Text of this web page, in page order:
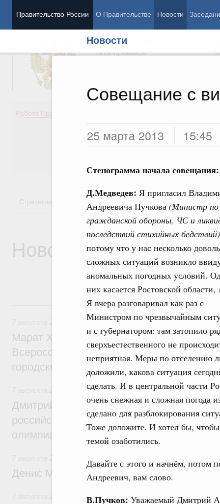
Правительство России О Правительстве Новости
Новости
Совещание с
25 марта 2013 15:45
Стенограмма начала совещания:
Д.Медведев: Я пригласил
Андреевича Пучкова (Министр по
гражданской обороны, ЧС и
последствий стихийных бедствий)
потому что у нас несколько
сложных ситуаций возникло
аномальных погодных условий.
них касается Ростовской области,
Я вчера разговаривал как раз с
Министром по чрезвычайным
и с губернатором: там затопило
сверхъестественного не
неприятная. Меры по отселению
доложили, какова ситуация
сделать. И в центральной части
очень снежная и сложная погода
сделано для разблокирования
Тоже доложите. И хотел бы,
темой озаботились.
Давайте с этого и начнём, потом
Андреевич, вам слово.
В.Пучков: Уважаемый Дмитрий
Председатель Правительства
Вице-премьеры
Работа Правительства
Здоровье
Образование
Культура
Стратегии Государственные программы
Новости
7 августа, пятница
Экономика городов. Городская среда
Марат Хуснуллин провёл заседание
Всероссийского конкурса лучших
городской среды
Отрасль информационных технологий
Дмитрий Чернышенко и Сергей Кравцов
российскую сборную с победой на
олимпиаде по искусственному
Денис Мантуров посетил Ярославскую
Бюджеты субъектов Федерации.